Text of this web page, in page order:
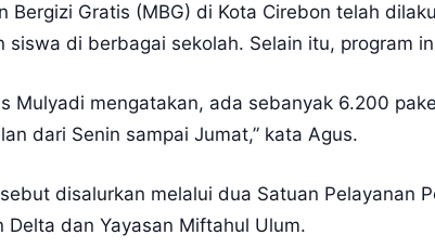
Bergizi Gratis (MBG) di Kota Cirebon telah
siswa di berbagai sekolah. Selain itu, program
Mulyadi mengatakan, ada sebanyak 6.200
dari Senin sampai Jumat,” kata Agus.
disalurkan melalui dua Satuan Pelayanan
Delta dan Yayasan Miftahul Ulum.